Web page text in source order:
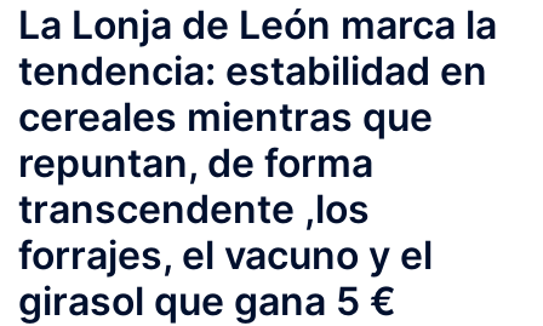
La Lonja de León marca la
tendencia: estabilidad en
cereales mientras que
repuntan, de forma
transcendente ,los
forrajes, el vacuno y el
girasol que gana 5 €